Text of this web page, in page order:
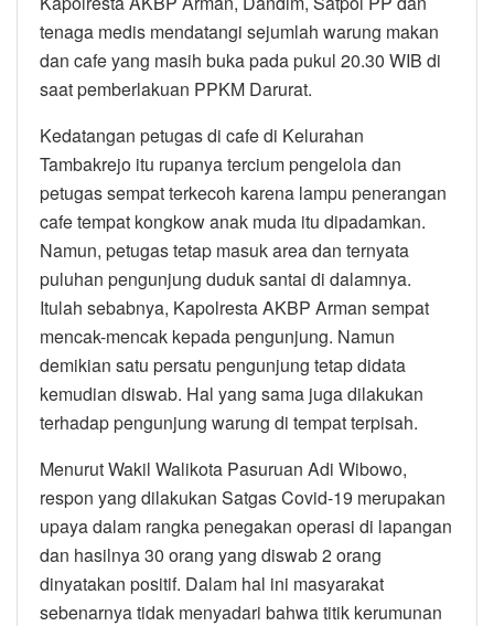
tenaga medis mendatangi sejumlah warung makan
dan cafe yang masih buka pada pukul 20.30 WIB di
saat pemberlakuan PPKM Darurat.
Kedatangan petugas di cafe di Kelurahan
Tambakrejo itu rupanya tercium pengelola dan
petugas sempat terkecoh karena lampu penerangan
cafe tempat kongkow anak muda itu dipadamkan.
Namun, petugas tetap masuk area dan ternyata
puluhan pengunjung duduk santai di dalamnya.
Itulah sebabnya, Kapolresta AKBP Arman sempat
mencak-mencak kepada pengunjung. Namun
demikian satu persatu pengunjung tetap didata
kemudian diswab. Hal yang sama juga dilakukan
terhadap pengunjung warung di tempat terpisah.
Menurut Wakil Walikota Pasuruan Adi Wibowo,
respon yang dilakukan Satgas Covid-19 merupakan
upaya dalam rangka penegakan operasi di lapangan
dan hasilnya 30 orang yang diswab 2 orang
dinyatakan positif. Dalam hal ini masyarakat
sebenarnya tidak menyadari bahwa titik kerumunan